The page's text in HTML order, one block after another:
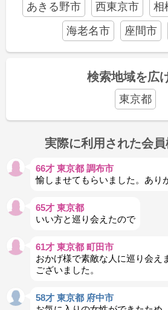
あきる野市
西東京市 相
海老名市
座間市
検索地域を広
東京都
実際に利用された会員
66才 東京都 調布市
愉しませてもらいました。あり
65才 東京都
いい方と巡り会えたので
61才 東京都 町田市
おかげ様で素敵な人に巡り会え
ございました。
58才 東京都 府中市